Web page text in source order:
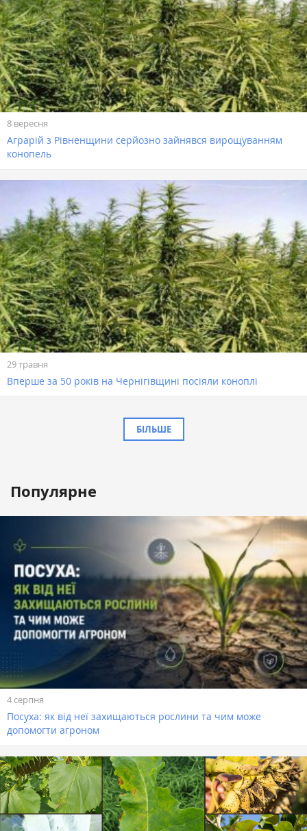
8 вересня
Аграрій з Рівненщини серйозно зайнявся вирощуванням
конопель
29 травня
Вперше за 50 років на Чернігівщині посіяли коноплі
БІЛЬШЕ
Популярне
4 серпня
Посуха: як від неї захищаються рослини та чим може
допомогти агроном